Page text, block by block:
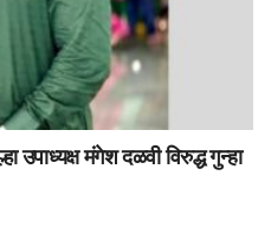
मंगेश दळवी विरुद्ध गुन्हा